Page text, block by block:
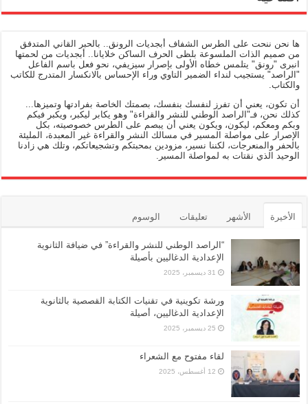
ها نحن ننحت على الطرس الشفاف أبجديات الرونق.. بالحبر القاني المتدفق
من صميم الذات الملسوعة بلظى الحرف الساكن خلايانا.. أبجديات من لحمتها
انبرى "رونق" يتلمس خطاه الأولى بإصرار سيزيفي، نحو فعل باسم الفاعل
"الراصد" يستجيب لنداء الضمير التاوي وراء الإحساس بالانكسار المتدرج للكاتب
والكتاب.
أن تكون، يعني أن تفرز لنفسك بنفسك، بصمتك الخاصة بفرادتها وتميزها...
كذلك نحن، فـ"الراصد الوطني للنشر والقراءة" وهو يكابر ليكبر، ويكبر فيكم
وبكم ومعكم، ليكون، ويكون يعني أن يبصم على الطرس خصوصيته، بكل
الإصرار على مواصلة المسير في مسالك النشر والقراءة غير المعبدة، المليئة
بالحفر والمنعرجات، لكننا نسير، مزودين بمحبتكم وتشجيعاتكم، وتلك هي زادنا
الوحيد الذي نقتات به لمواصلة المسير.
الأخيرة الأشهر تعليقات الوسوم
“الراصد الوطني للنشر والقراءة” في ضيافة الثانوية
الإعدادية الدغاليين بأصيلة
31 ديسمبر، 2025
ورشة تكوينية في تقنيات الكتابة القصصية بالثانوية
الإعدادية الدغاليين، أصيلة
25 ديسمبر، 2025
لقاء مفتوح مع الشعراء
12 أغسطس، 2025